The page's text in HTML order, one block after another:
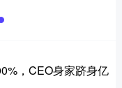
，CEO身家跻身亿